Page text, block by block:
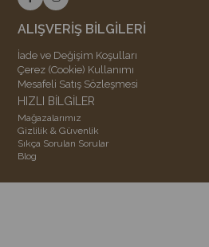
ALIŞVERİŞ BİLGİLERİ
İade ve Değişim Koşulları
Çerez (Cookie) Kullanımı
Mesafeli Satış Sözleşmesi
HIZLI BİLGİLER
Mağazalarımız
Gizlilik & Güvenlik
Sıkça Sorulan Sorular
Blog